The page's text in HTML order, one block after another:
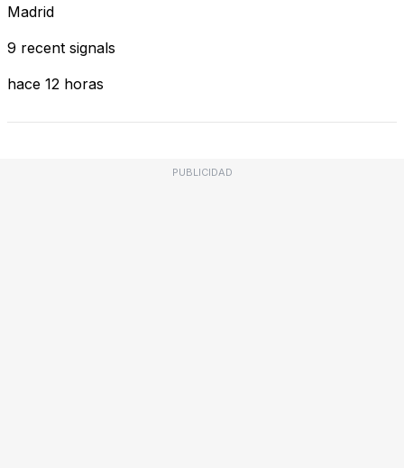
Madrid
9 recent signals
hace 12 horas
PUBLICIDAD